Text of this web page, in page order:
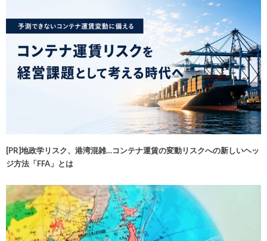
[PR]地政学リスク、港湾混雑…コンテナ運賃の変動リスクへの新しいヘッ
ジ方法「FFA」とは